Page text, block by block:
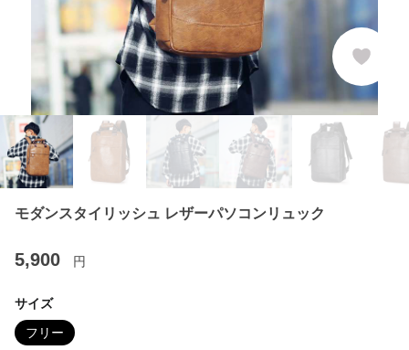
モダンスタイリッシュ レザーパソコンリュック
5,900 円
サイズ
フリー